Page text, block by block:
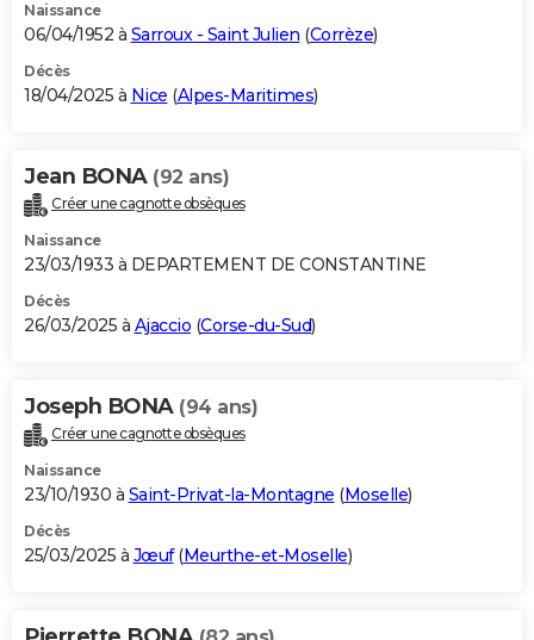
Naissance
06/04/1952 à Sarroux - Saint Julien (Corrèze)
Décès
18/04/2025 à Nice (Alpes-Maritimes)
Jean BONA (92 ans)
Créer une cagnotte obsèques
Naissance
23/03/1933 à DEPARTEMENT DE CONSTANTINE
Décès
26/03/2025 à Ajaccio (Corse-du-Sud)
Joseph BONA (94 ans)
Créer une cagnotte obsèques
Naissance
23/10/1930 à Saint-Privat-la-Montagne (Moselle)
Décès
25/03/2025 à Jœuf(Meurthe-et-Moselle)